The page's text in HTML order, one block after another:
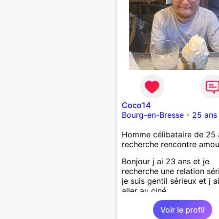
Coco14
Bourg-en-Bresse- 25 ans
Homme célibataire de 25
recherche rencontre
Bonjour j ai 23 ans et je
recherche une relation
je suis gentil sérieux et j
aller au ciné....
Voir le profil